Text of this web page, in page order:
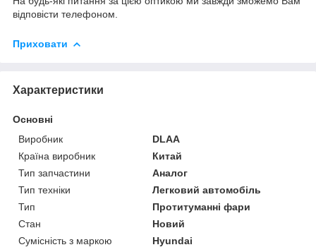
відповісти телефоном.
Приховати
Характеристики
Основні
Виробник
DLAA
Країна виробник
Китай
Тип запчастини
Аналог
Тип техніки
Легковий автомобіль
Тип
Протитуманні фари
Стан
Новий
Сумісність з маркою
Hyundai